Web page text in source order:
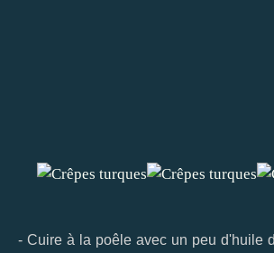
- Cuire à la poêle avec un peu d'huile